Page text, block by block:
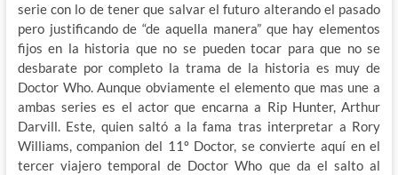
serie con lo de tener que salvar el futuro alterando el pasado
pero justificando de “de aquella manera” que hay elementos
fijos en la historia que no se pueden tocar para que no se
desbarate por completo la trama de la historia es muy de
Doctor Who. Aunque obviamente el elemento que mas une a
ambas series es el actor que encarna a Rip Hunter, Arthur
Darvill. Este, quien saltó a la fama tras interpretar a Rory
Williams, companion del 11º Doctor, se convierte aquí en el
tercer viajero temporal de Doctor Who que da el salto al